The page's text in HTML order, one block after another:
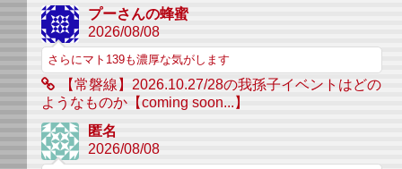
プーさんの蜂蜜
2026/08/08
さらにマト139も濃厚な気がします
【常磐線】2026.10.27/28の我孫子イベントはどの
ようなものか【coming soon...】
匿名
2026/08/08